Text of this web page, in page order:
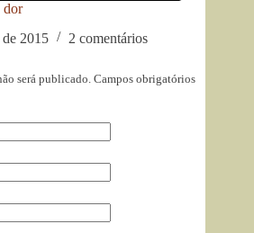
dor
2015
2 comentários
será publicado. Campos obrigatórios